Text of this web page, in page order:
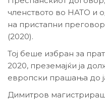
членството во НАТО и
на пристапни
(2020).
Тој беше избран за
2020, преземајќи ја
европски прашања до
Димитров